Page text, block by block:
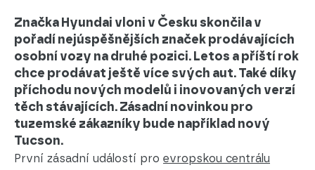
Značka Hyundai vloni v Česku skončila v
pořadí nejúspěšnějších značek prodávajících
osobní vozy na druhé pozici. Letos a příští rok
chce prodávat ještě více svých aut. Také díky
příchodu nových modelů i inovovaných verzí
těch stávajících. Zásadní novinkou pro
tuzemské zákazníky bude například nový
Tucson.
První zásadní událostí pro evropskou centrálu